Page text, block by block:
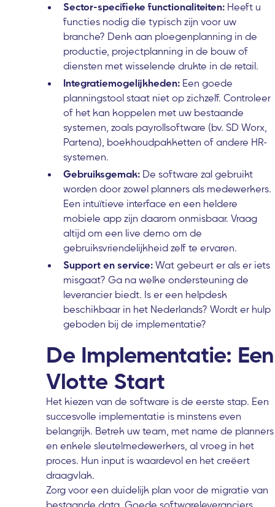
Sector-specifieke functionaliteiten: Heeft u
functies nodig die typisch zijn voor uw
branche? Denk aan ploegenplanning in de
productie, projectplanning in de bouw of
diensten met wisselende drukte in de retail.
Integratiemogelijkheden: Een goede
planningstool staat niet op zichzelf. Controleer
of het kan koppelen met uw bestaande
systemen, zoals payrollsoftware (bv. SD Worx,
Partena), boekhoudpakketten of andere HR-
systemen.
Gebruiksgemak: De software zal gebruikt
worden door zowel planners als medewerkers.
Een intuïtieve interface en een heldere
mobiele app zijn daarom onmisbaar. Vraag
altijd om een live demo om de
gebruiksvriendelijkheid zelf te ervaren.
Support en service: Wat gebeurt er als er iets
misgaat? Ga na welke ondersteuning de
leverancier biedt. Is er een helpdesk
beschikbaar in het Nederlands? Wordt er hulp
geboden bij de implementatie?
De Implementatie: Een
Vlotte Start
Het kiezen van de software is de eerste stap. Een
succesvolle implementatie is minstens even
belangrijk. Betrek uw team, met name de planners
en enkele sleutelmedewerkers, al vroeg in het
proces. Hun input is waardevol en het creëert
draagvlak.
Zorg voor een duidelijk plan voor de migratie van
bestaande data. Goede softwareleveranciers